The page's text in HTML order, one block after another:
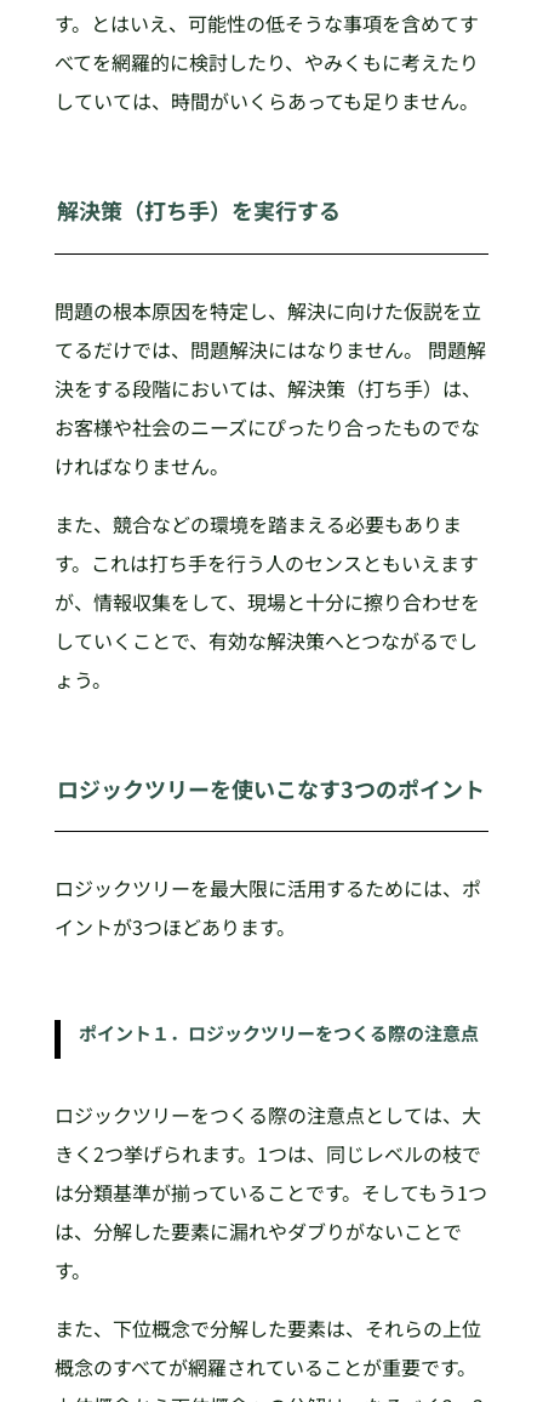
す。とはいえ、可能性の低そうな事項を含めてす
べてを網羅的に検討したり、やみくもに考えたり
していては、時間がいくらあっても足りません。
解決策（打ち手）を実行する
問題の根本原因を特定し、解決に向けた仮説を立
てるだけでは、問題解決にはなりません。 問題解
決をする段階においては、解決策（打ち手）は、
お客様や社会のニーズにぴったり合ったものでな
ければなりません。
また、競合などの環境を踏まえる必要もありま
す。これは打ち手を行う人のセンスともいえます
が、情報収集をして、現場と十分に擦り合わせを
していくことで、有効な解決策へとつながるでし
ょう。
ロジックツリーを使いこなす3つのポイント
ロジックツリーを最大限に活用するためには、ポ
イントが3つほどあります。
ポイント１．ロジックツリーをつくる際の注意点
ロジックツリーをつくる際の注意点としては、大
きく2つ挙げられます。1つは、同じレベルの枝で
は分類基準が揃っていることです。そしてもう1つ
は、分解した要素に漏れやダブりがないことで
す。
また、下位概念で分解した要素は、それらの上位
概念のすべてが網羅されていることが重要です。